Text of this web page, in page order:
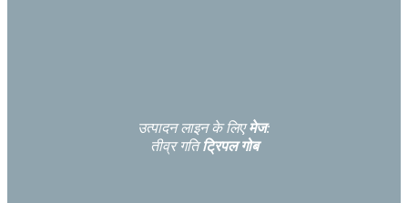
उत्पादन लाइन के लिएमेज:
तीव्र गतिट्रिपल गोब